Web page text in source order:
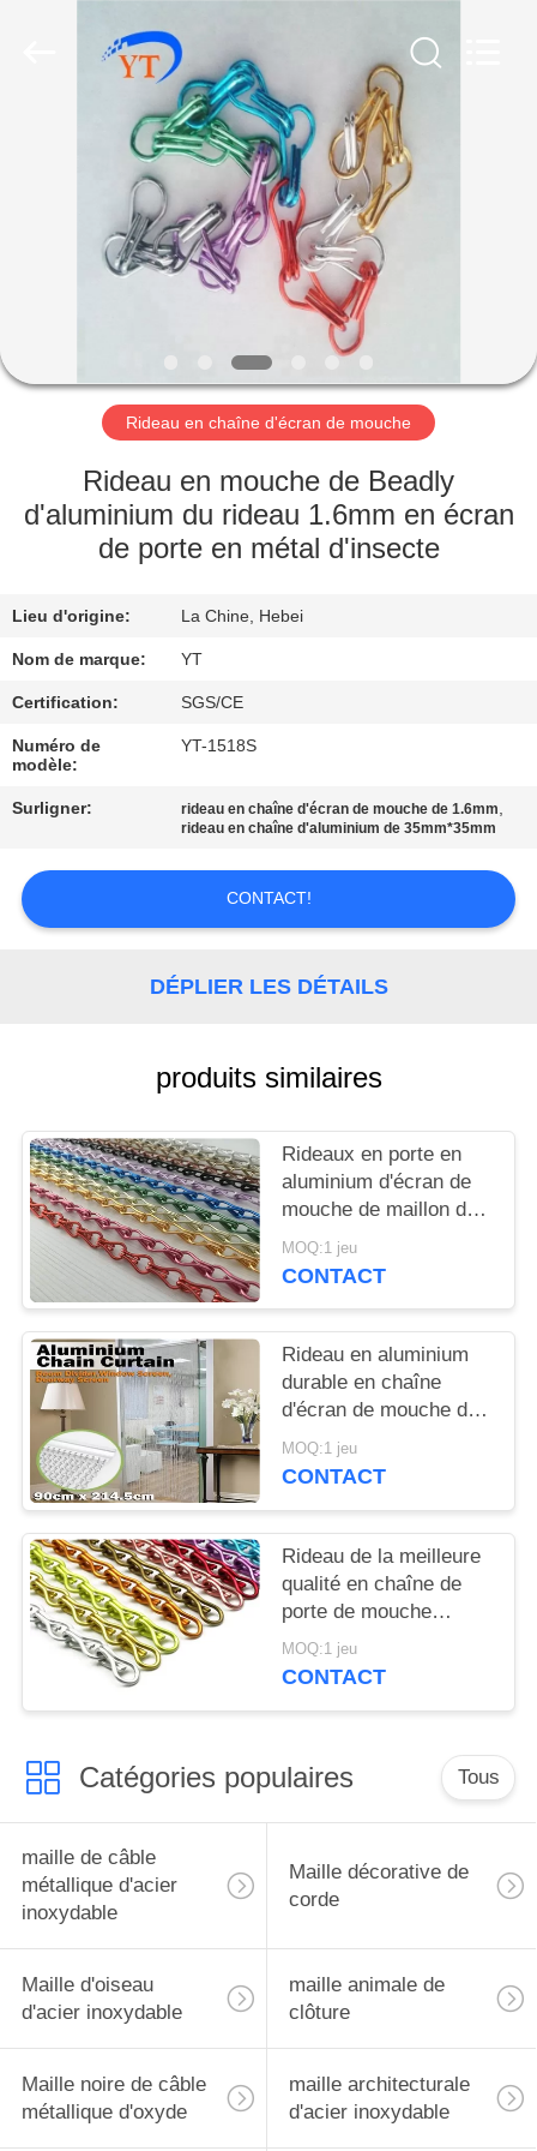
MAISON
PRODUITS
DE
NOUS
VISITE
D'USINE
DE
QUALITÉ
CONTACTEZ-
NOUS
DEMANDEZ
DU
SITE
PRIVACY
POLICY
Rideau en chaîne d'écran de mouche
Rideau en mouche de Beadly
d'aluminium du rideau 1.6mm en écran
de porte en métal d'insecte
Lieu d'origine: La Chine, Hebei
Nom de marque: YT
Certification: SGS/CE
Numéro de
modèle:
YT-1518S
Surligner: rideau en chaîne d'écran de mouche de 1.6mm,
rideau en chaîne d'aluminium de 35mm*35mm
CONTACT!
DÉPLIER LES DÉTAILS
produits similaires
Rideaux en porte en
aluminium d'écran de
mouche de maillon de
chaîne et d'insecte de
chaîne 1.6mm 1.8mm
MOQ:1 jeu
CONTACT
Rideau en aluminium
durable en chaîne
d'écran de mouche de
porte d'insecte pour la
décoration de Chambre
MOQ:1 jeu
CONTACT
Rideau de la meilleure
qualité en chaîne de
porte de mouche
d'alliage d'Al pour que
les portes empêchent
MOQ:1 jeu
CONTACT
Catégories populaires Tous
maille de câble
métallique d'acier
inoxydable
Maille décorative de
corde
Maille d'oiseau
d'acier inoxydable
maille animale de
clôture
Maille noire de câble
métallique d'oxyde
maille architecturale
d'acier inoxydable